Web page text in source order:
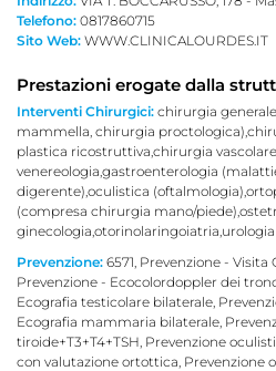
Telefono: 0817860715
Sito Web: WWW.CLINICALOURDES.IT
Prestazioni erogate dalla
Interventi Chirurgici: chirurgia
mammella, chirurgia
plastica ricostruttiva,chirurgia
venereologia,gastroenterologia
digerente),oculistica
(compresa chirurgia mano/
Prevenzione: 6571, Prevenzione - Visita
Prevenzione - Ecocolordoppler dei
Ecografia testicolare bilaterale,
Ecografia mammaria bilaterale,
tiroide+T3+T4+TSH, Prevenzione
con valutazione ortottica, Prevenzione